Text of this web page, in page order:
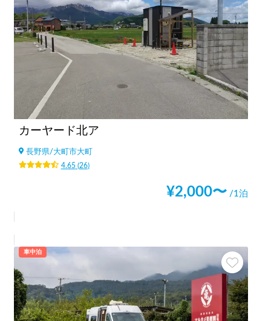
カーヤード北ア
長野県/大町市大町
4.65(26)
¥2,000〜 /1泊
車中泊